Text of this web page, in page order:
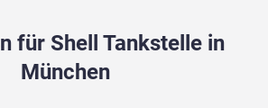
für Shell Tankstelle in
München